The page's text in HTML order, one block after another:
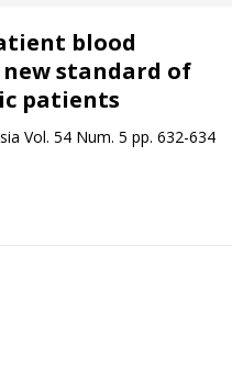
blood
standard of
patients
Vol. 54 Num. 5 pp. 632-634